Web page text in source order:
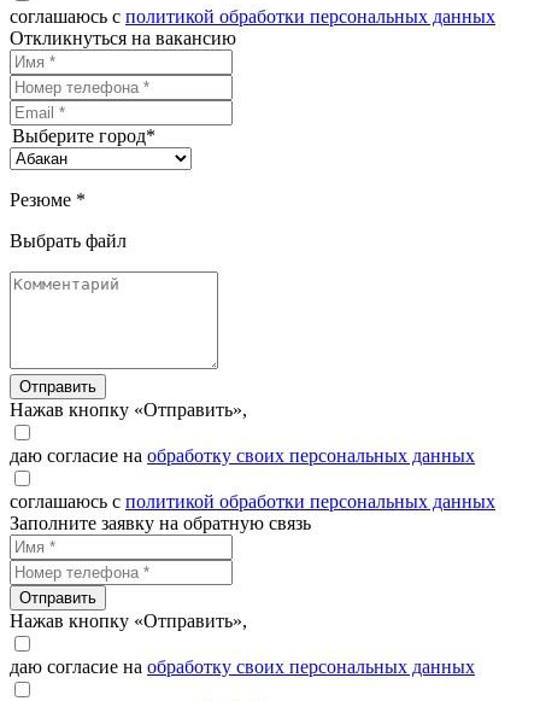
соглашаюсь с политикой обработки персональных данных
Откликнуться на вакансию
Выберите город*
Резюме *
Выбрать файл
Отправить
Нажав кнопку «Отправить»,
даю согласие на обработку своих персональных данных
соглашаюсь с политикой обработки персональных данных
Заполните заявку на обратную связь
Отправить
Нажав кнопку «Отправить»,
даю согласие на обработку своих персональных данных